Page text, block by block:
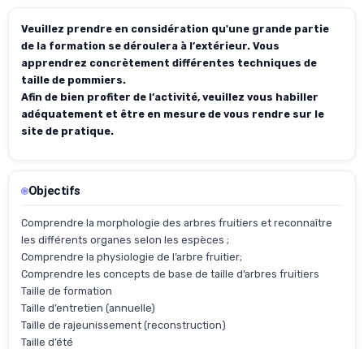
Veuillez prendre en considération qu'une grande partie
de la formation se déroulera à l’extérieur. Vous
apprendrez concrètement différentes techniques de
taille de pommiers.
Afin de bien profiter de l’activité, veuillez vous habiller
adéquatement et être en mesure de vous rendre sur le
site de pratique.
Objectifs
Comprendre la morphologie des arbres fruitiers et reconnaître
les différents organes selon les espèces ;
Comprendre la physiologie de l’arbre fruitier;
Comprendre les concepts de base de taille d’arbres fruitiers
Taille de formation
Taille d’entretien (annuelle)
Taille de rajeunissement (reconstruction)
Taille d’été